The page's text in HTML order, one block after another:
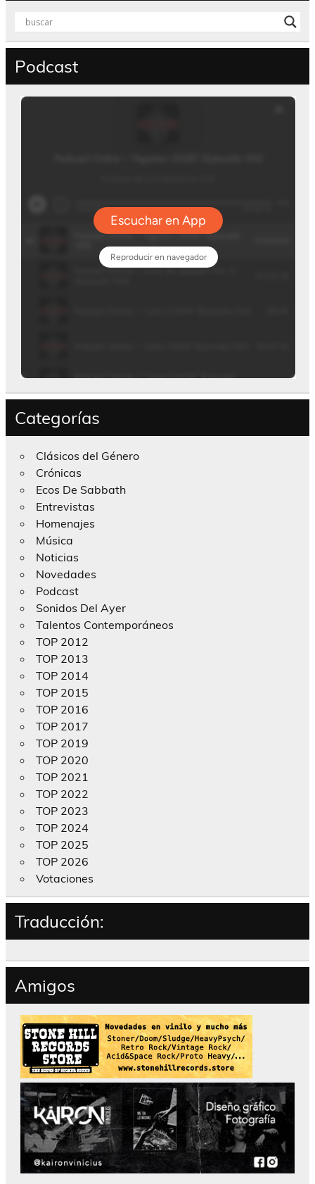
Podcast
Categorías
Clásicos del Género
Crónicas
Ecos De Sabbath
Entrevistas
Homenajes
Música
Noticias
Novedades
Podcast
Sonidos Del Ayer
Talentos Contemporáneos
TOP 2012
TOP 2013
TOP 2014
TOP 2015
TOP 2016
TOP 2017
TOP 2019
TOP 2020
TOP 2021
TOP 2022
TOP 2023
TOP 2024
TOP 2025
TOP 2026
Votaciones
Traducción:
Amigos